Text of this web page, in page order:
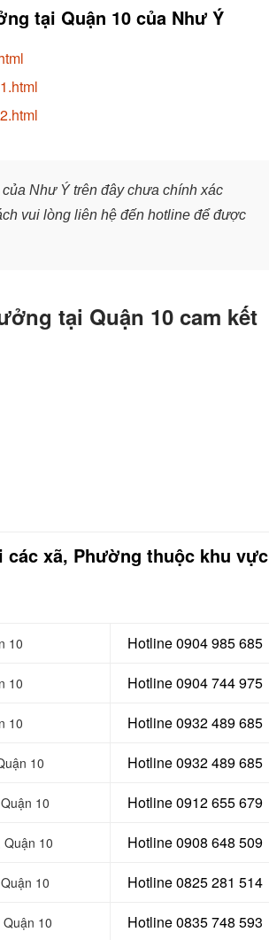
tại Quận 10 của Như Ý
của Như Ý trên đây chưa chính xác
vui lòng liên hệ đến hotline để được
tại Quận 10 cam kết
xã, Phường thuộc khu vực
10 Hotline 0904 985 685
10 Hotline 0904 744 975
10 Hotline 0932 489 685
10 Hotline 0932 489 685
10 Hotline 0912 655 679
Quận 10 Hotline 0908 648 509
10 Hotline 0825 281 514
10 Hotline 0835 748 593